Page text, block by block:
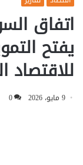
اتفاق
يفتح
للاقتصاد
9 مايو، 2026 0